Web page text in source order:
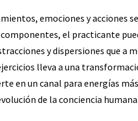
emociones y acciones
el practicante
y dispersiones que a
lleva a una
en un canal para energías
de la conciencia humana.